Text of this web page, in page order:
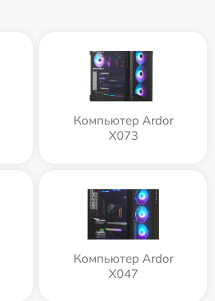
Компьютер Ardor
X073
Компьютер Ardor
X047